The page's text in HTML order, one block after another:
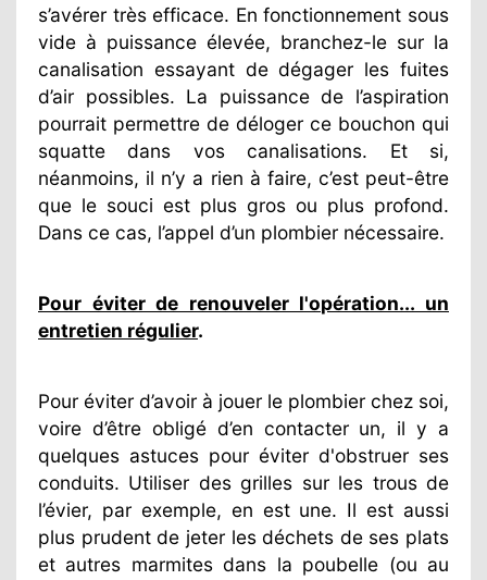
s’avérer très efficace. En fonctionnement sous
vide à puissance élevée, branchez-le sur la
canalisation essayant de dégager les fuites
d’air possibles. La puissance de l’aspiration
pourrait permettre de déloger ce bouchon qui
squatte dans vos canalisations. Et si,
néanmoins, il n’y a rien à faire, c’est peut-être
que le souci est plus gros ou plus profond.
Dans ce cas, l’appel d’un plombier nécessaire.
Pour éviter de renouveler l'opération... un
entretien régulier.
Pour éviter d’avoir à jouer le plombier chez soi,
voire d’être obligé d’en contacter un, il y a
quelques astuces pour éviter d'obstruer ses
conduits. Utiliser des grilles sur les trous de
l’évier, par exemple, en est une. Il est aussi
plus prudent de jeter les déchets de ses plats
et autres marmites dans la poubelle (ou au